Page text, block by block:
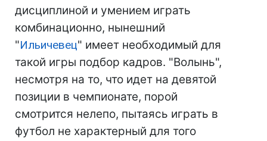
дисциплиной и умением играть
комбинационно, нынешний
"Ильичевец" имеет необходимый для
такой игры подбор кадров. "Волынь",
несмотря на то, что идет на девятой
позиции в чемпионате, порой
смотрится нелепо, пытаясь играть в
футбол не характерный для того